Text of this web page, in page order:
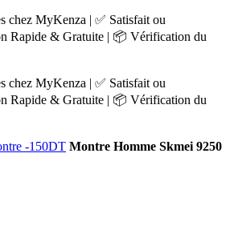
chez MyKenza | ✅ Satisfait ou
Rapide & Gratuite | 📦 Vérification du
chez MyKenza | ✅ Satisfait ou
Rapide & Gratuite | 📦 Vérification du
-150DT Montre Homme Skmei 9250